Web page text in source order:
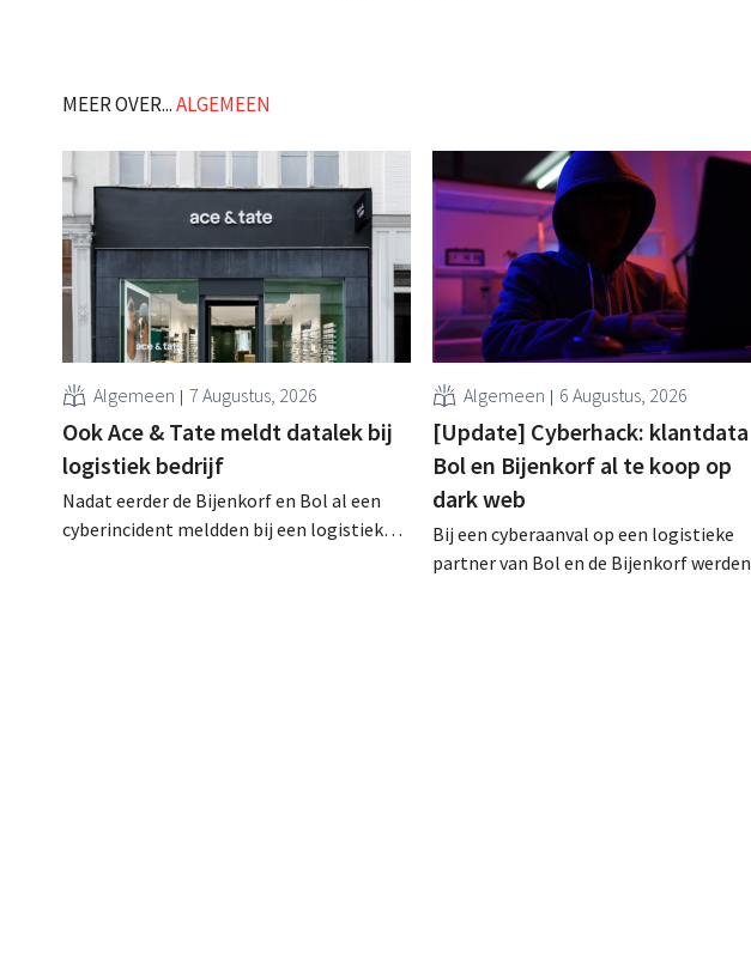
MEER OVER...ALGEMEEN
Algemeen 7 Augustus, 2026
Ook Ace & Tate meldt datalek bij
logistiek bedrijf
Nadat eerder de Bijenkorf en Bol al een
cyberincident meldden bij een logistieke
Algemeen 6 Augustus, 2026
[Update] Cyberhack: klantdata
Bol en Bijenkorf al te koop op
dark web
Bij een cyberaanval op een logistieke
partner van Bol en de Bijenkorf werden